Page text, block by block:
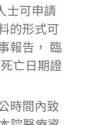
士可申請
的形式可
報告， 臨
亡日期證
時間內致